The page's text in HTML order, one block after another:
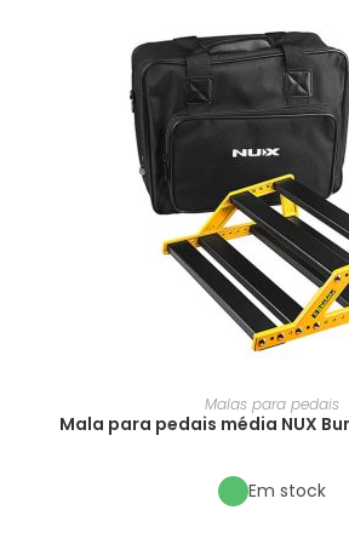
Malas para pedais
Mala para pedais média NUX
Em stock